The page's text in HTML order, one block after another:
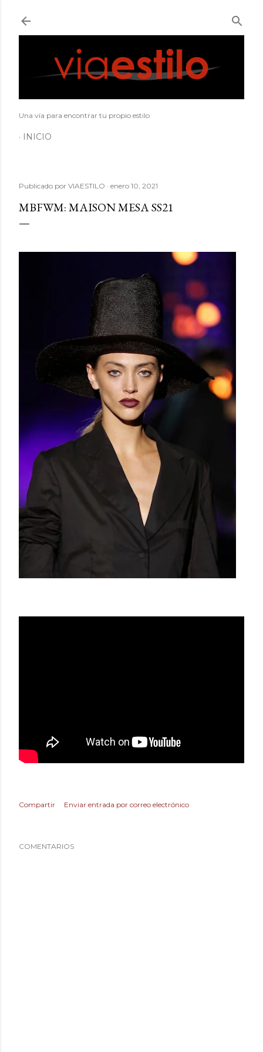
Una vía para encontrar tu propio estilo
INICIO
Publicado por VIAESTILO enero 10, 2021
MBFWM: MAISON MESA SS21
Compartir Enviar entrada por correo electrónico
COMENTARIOS